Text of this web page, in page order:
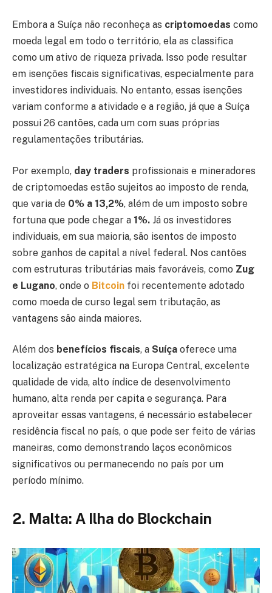
Embora a Suíça não reconheça as criptomoedas como
moeda legal em todo o território, ela as classifica
como um ativo de riqueza privada. Isso pode resultar
em isenções fiscais significativas, especialmente para
investidores individuais. No entanto, essas isenções
variam conforme a atividade e a região, já que a Suíça
possui 26 cantões, cada um com suas próprias
regulamentações tributárias.
Por exemplo, day traders profissionais e mineradores
de criptomoedas estão sujeitos ao imposto de renda,
que varia de 0% a 13,2%, além de um imposto sobre
fortuna que pode chegar a 1%. Já os investidores
individuais, em sua maioria, são isentos de imposto
sobre ganhos de capital a nível federal. Nos cantões
com estruturas tributárias mais favoráveis, como Zug
e Lugano, onde o Bitcoin foi recentemente adotado
como moeda de curso legal sem tributação, as
vantagens são ainda maiores.
Além dos benefícios fiscais, a Suíça oferece uma
localização estratégica na Europa Central, excelente
qualidade de vida, alto índice de desenvolvimento
humano, alta renda per capita e segurança. Para
aproveitar essas vantagens, é necessário estabelecer
residência fiscal no país, o que pode ser feito de várias
maneiras, como demonstrando laços econômicos
significativos ou permanecendo no país por um
período mínimo.
2. Malta: A Ilha do Blockchain